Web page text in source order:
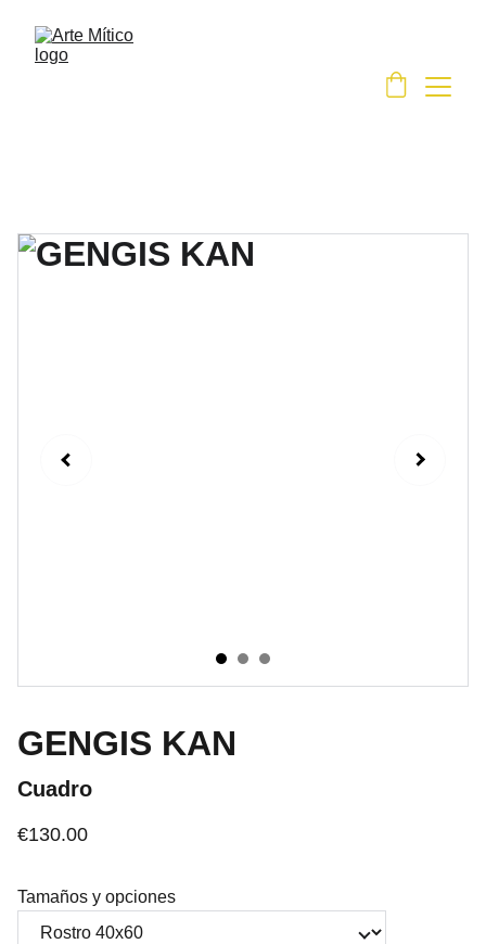
GENGIS KAN
Cuadro
€130.00
Tamaños y opciones